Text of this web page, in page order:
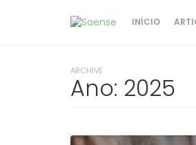
INÍCIO
ARCHIVE
Ano: 2025